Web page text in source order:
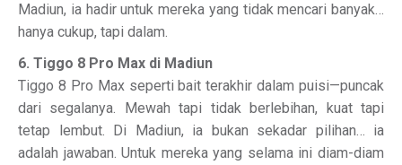
Madiun, ia hadir untuk mereka yang tidak mencari banyak…
hanya cukup, tapi dalam.
6. Tiggo 8 Pro Max di Madiun
Tiggo 8 Pro Max seperti bait terakhir dalam puisi—puncak
dari segalanya. Mewah tapi tidak berlebihan, kuat tapi
tetap lembut. Di Madiun, ia bukan sekadar pilihan… ia
adalah jawaban. Untuk mereka yang selama ini diam-diam